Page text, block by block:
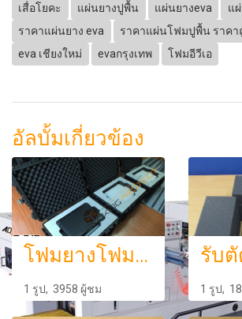
เสื่อโยคะ
แผ่นยางปูพื้น แผ่นยางeva
แ
ราคาแผ่นยาง eva
ราคาแผ่นโฟมปูพื้น ราคา
eva เชียงใหม่
evaกรุงเทพ โฟมอีวีเอ
อัลบั้มเกี่ยวข้อง
โฟมยางโฟมกันกระแทกรรจุภัณฑ์และกันกระแทก ก
1 รูป, 3958 ผู้ชม 1 รูป,